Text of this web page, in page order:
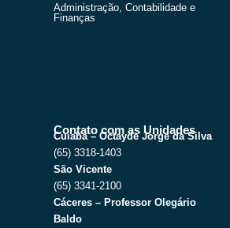
Administração, Contabilidade e
Finanças
Contato com as Unidades
Cuiabá – Octayde Jorge da Silva
(65) 3318-1403
São Vicente
(65) 3341-2100
Cáceres – Professor Olegário
Baldo